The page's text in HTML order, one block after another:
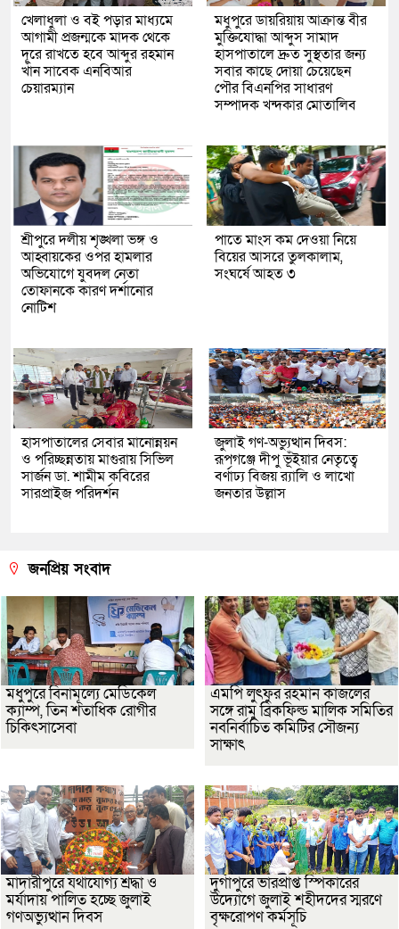
খেলাধুলা ও বই পড়ার মাধ্যমে
আগামী প্রজন্মকে মাদক থেকে
দূরে রাখতে হবে আব্দুর রহমান
খাঁন সাবেক এনবিআর
চেয়ারম্যান
মধুপুরে ডায়রিয়ায় আক্রান্ত বীর
মুক্তিযোদ্ধা আব্দুস সামাদ
হাসপাতালে দ্রুত সুস্থতার জন্য
সবার কাছে দোয়া চেয়েছেন
পৌর বিএনপির সাধারণ
সম্পাদক খন্দকার মোতালিব
শ্রীপুরে দলীয় শৃঙ্খলা ভঙ্গ ও
আহ্বায়কের ওপর হামলার
অভিযোগে যুবদল নেতা
তোফানকে কারণ দর্শানোর
নোটিশ
পাতে মাংস কম দেওয়া নিয়ে
বিয়ের আসরে তুলকালাম,
সংঘর্ষে আহত ৩
হাসপাতালের সেবার মানোন্নয়ন
ও পরিচ্ছন্নতায় মাগুরায় সিভিল
সার্জন ডা. শামীম কবিরের
সারপ্রাইজ পরিদর্শন
জুলাই গণ-অভ্যুত্থান দিবস:
রূপগঞ্জে দীপু ভূঁইয়ার নেতৃত্বে
বর্ণাঢ্য বিজয় র‌্যালি ও লাখো
জনতার উল্লাস
জনপ্রিয় সংবাদ
মধুপুরে বিনামূল্যে মেডিকেল
ক্যাম্প, তিন শতাধিক রোগীর
চিকিৎসাসেবা
এমপি লুৎফুর রহমান কাজলের
সঙ্গে রামু ব্রিকফিল্ড মালিক সমিতির
নবনির্বাচিত কমিটির সৌজন্য
সাক্ষাৎ
মাদারীপুরে যথাযোগ্য শ্রদ্ধা ও
মর্যাদায় পালিত হচ্ছে জুলাই
গণঅভ্যুত্থান দিবস
দুর্গাপুরে ভারপ্রাপ্ত স্পিকারের
উদ্যোগে জুলাই শহীদদের স্মরণে
বৃক্ষরোপণ কর্মসূচি